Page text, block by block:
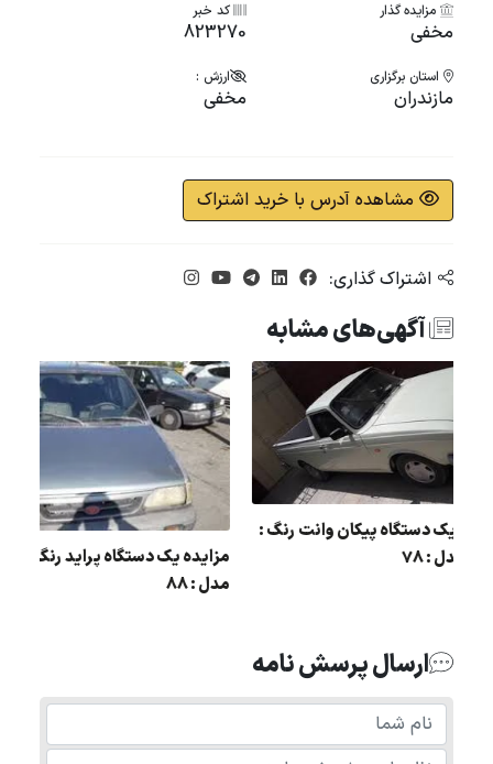
مزایده گذار
مخفی
کد خبر
823270
استان برگزاری
مازندران
ارزش :
مخفی
مشاهده آدرس با خرید اشتراک
اشتراک گذاری:
آگهی‌های مشابه
مزایده یک دستگاه
مدل : 88
مزایده یک دستگاه پیکان وانت رنگ :
سفید مدل : 78
ارسال پرسش نامه